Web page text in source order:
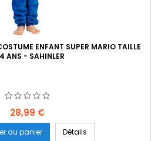
ENFANT SUPER MARIO TAILLE
ANS - SAHINLER
Prix
28,99 €
au panier Détails